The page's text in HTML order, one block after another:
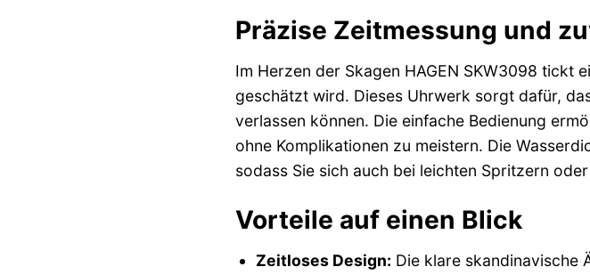
Präzise Zeitmessung und
Im Herzen der Skagen HAGEN SKW3098 tickt
geschätzt wird. Dieses Uhrwerk sorgt dafür,
verlassen können. Die einfache Bedienung
ohne Komplikationen zu meistern. Die
sodass Sie sich auch bei leichten Spritzern
Vorteile auf einen Blick
Zeitloses Design: Die klare skandinavische